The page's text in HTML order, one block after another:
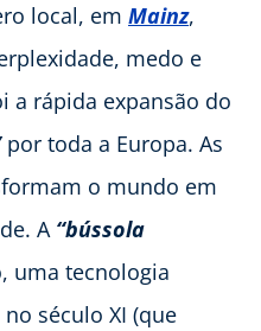
local, em Mainz,
medo e
a rápida expansão do
por toda a Europa. As
o mundo em
A “bússola
uma tecnologia
século XI (que